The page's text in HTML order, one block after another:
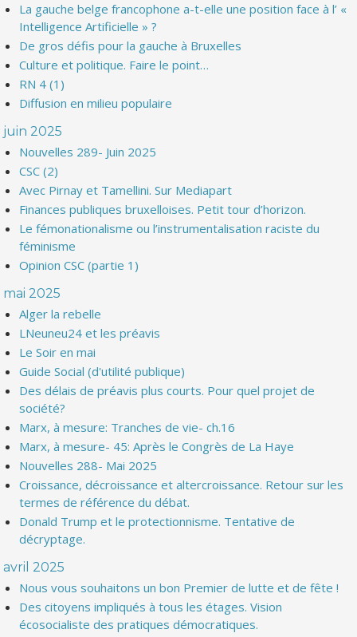
La gauche belge francophone a-t-elle une position face à l’ «
Intelligence Artificielle » ?
De gros défis pour la gauche à Bruxelles
Culture et politique. Faire le point…
RN 4 (1)
Diffusion en milieu populaire
juin 2025
Nouvelles 289- Juin 2025
CSC (2)
Avec Pirnay et Tamellini. Sur Mediapart
Finances publiques bruxelloises. Petit tour d’horizon.
Le fémonationalisme ou l’instrumentalisation raciste du
féminisme
Opinion CSC (partie 1)
mai 2025
Alger la rebelle
LNeuneu24 et les préavis
Le Soir en mai
Guide Social (d'utilité publique)
Des délais de préavis plus courts. Pour quel projet de
société?
Marx, à mesure: Tranches de vie- ch.16
Marx, à mesure- 45: Après le Congrès de La Haye
Nouvelles 288- Mai 2025
Croissance, décroissance et altercroissance. Retour sur les
termes de référence du débat.
Donald Trump et le protectionnisme. Tentative de
décryptage.
avril 2025
Nous vous souhaitons un bon Premier de lutte et de fête !
Des citoyens impliqués à tous les étages. Vision
écosocialiste des pratiques démocratiques.